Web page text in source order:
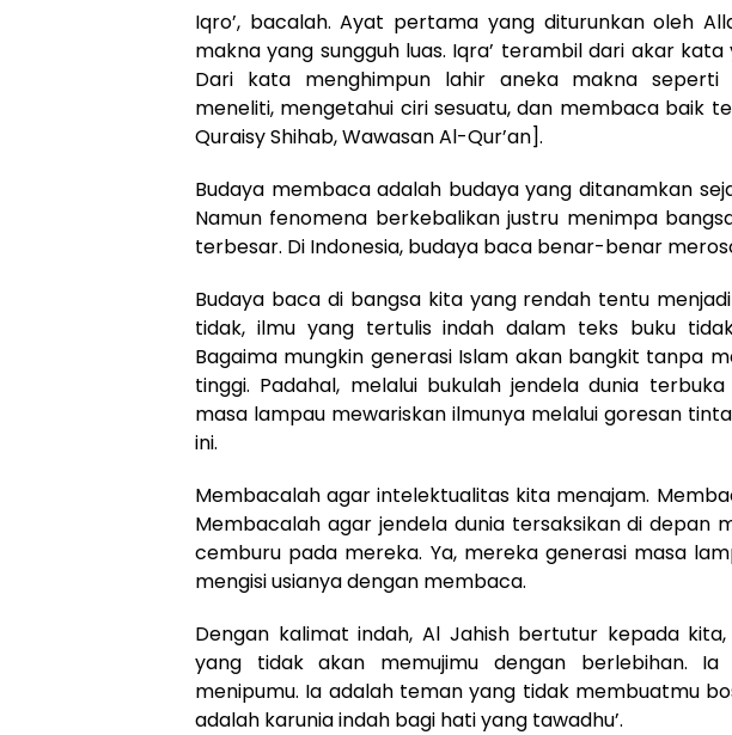
Iqro’, bacalah. Ayat pertama yang diturunkan oleh
makna yang sungguh luas. Iqra’ terambil dari akar
Dari kata menghimpun lahir aneka makna seperti
meneliti, mengetahui ciri sesuatu, dan membaca baik
Quraisy Shihab, Wawasan Al-Qur’an].
Budaya membaca adalah budaya yang ditanamkan
Namun fenomena berkebalikan justru menimpa
terbesar. Di Indonesia, budaya baca benar-benar
Budaya baca di bangsa kita yang rendah tentu
tidak, ilmu yang tertulis indah dalam teks buku
Bagaima mungkin generasi Islam akan bangkit tanpa
tinggi. Padahal, melalui bukulah jendela dunia
masa lampau mewariskan ilmunya melalui goresan
ini.
Membacalah agar intelektualitas kita menajam.
Membacalah agar jendela dunia tersaksikan di depan
cemburu pada mereka. Ya, mereka generasi masa
mengisi usianya dengan membaca.
Dengan kalimat indah, Al Jahish bertutur kepada
yang tidak akan memujimu dengan berlebihan.
menipumu. Ia adalah teman yang tidak membuatmu
adalah karunia indah bagi hati yang tawadhu’.